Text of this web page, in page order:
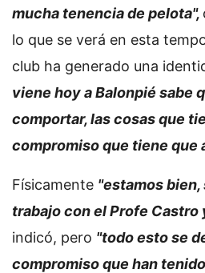
mucha tenencia de pelota",
lo que se verá en esta
club ha generado una
viene hoy a Balonpié sabe
comportar, las cosas que
compromiso que tiene que
Físicamente "estamos bien,
trabajo con el Profe Castro
indicó, pero "todo esto se
compromiso que han